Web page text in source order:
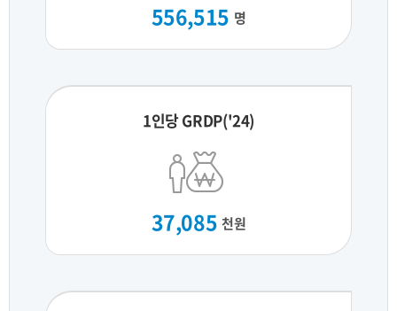
556,515 명
1인당 GRDP('24)
37,085 천원